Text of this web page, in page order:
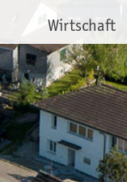
Wirtschaft